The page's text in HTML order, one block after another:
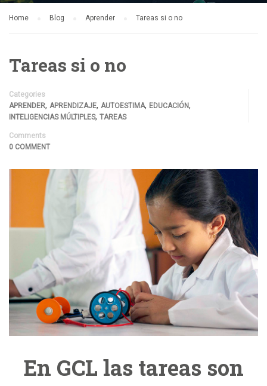
Home Blog Aprender Tareas si o no
Tareas si o no
Categories
APRENDER, APRENDIZAJE, AUTOESTIMA, EDUCACIÓN,
INTELIGENCIAS MÚLTIPLES, TAREAS
Comments
0 COMMENT
En GCL las tareas son